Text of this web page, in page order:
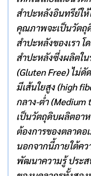
สำปะหลังอินทรีย์ใ
คุณภาพจะเป็นวัตถุ
สำปะหลังของเรา
สำปะหลังซึ่งผลิตใ
(Gluten Free) ไม่ดั
มีเส้นใยสูง (high
กลาง-ต่ำ (Medium
เป็นวัตถุดิบผลิตอา
ต้องการของตลาดอ
นอกจากนี้ภายใต้ค
พัฒนาความรู้ ประ